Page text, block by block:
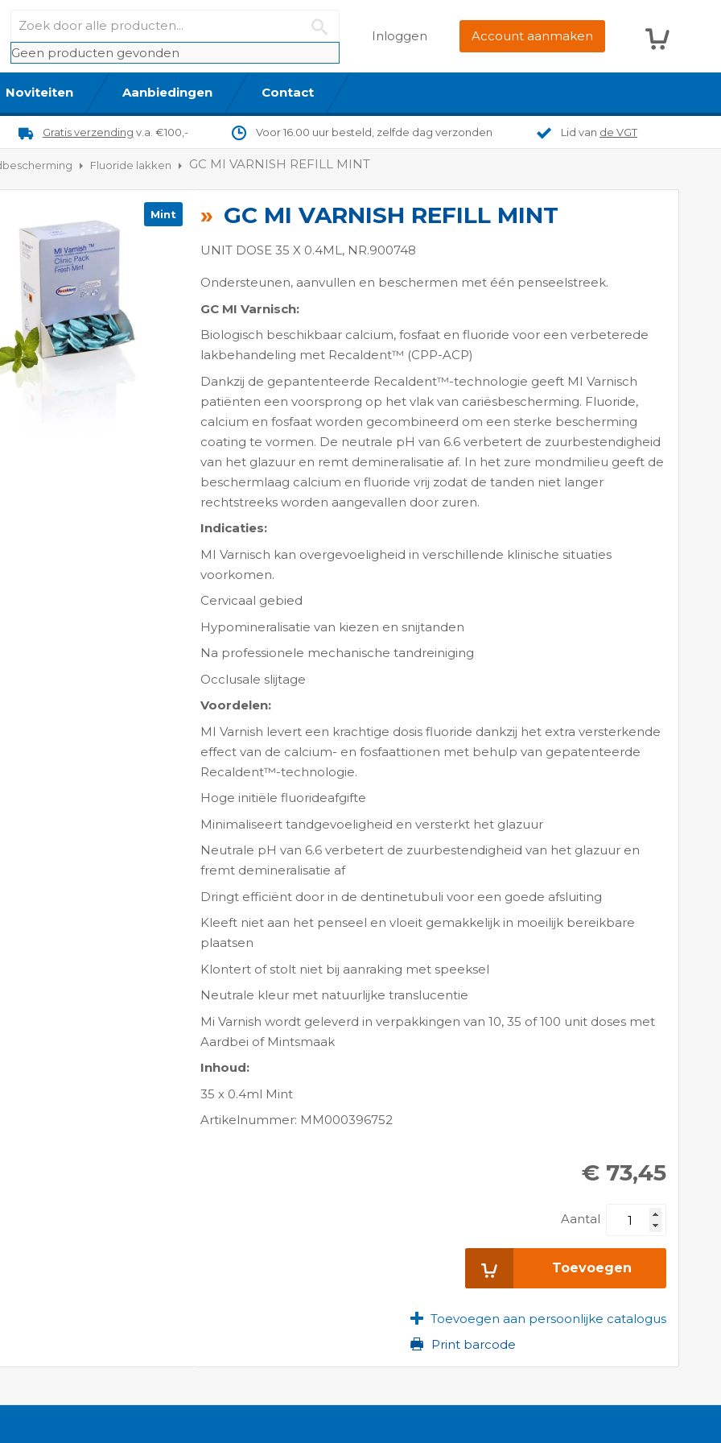
Geen producten gevonden
Inloggen Account aanmaken
Noviteiten Aanbiedingen Contact
Gratis verzending v.a. €100,- Voor 16.00 uur besteld, zelfde dag verzonden Lid van de VGT
Fluoride lakken GC MI VARNISH REFILL MINT
GC MI VARNISH REFILL MINT
UNIT DOSE 35 X 0.4ML, NR.900748
Ondersteunen, aanvullen en beschermen met één penseelstreek.
GC MI Varnisch:
Biologisch beschikbaar calcium, fosfaat en fluoride voor een verbeterede
lakbehandeling met Recaldent™ (CPP-ACP)
Dankzij de gepantenteerde Recaldent™-technologie geeft MI Varnisch
patiënten een voorsprong op het vlak van cariësbescherming. Fluoride,
calcium en fosfaat worden gecombineerd om een sterke bescherming
coating te vormen. De neutrale pH van 6.6 verbetert de zuurbestendigheid
van het glazuur en remt demineralisatie af. In het zure mondmilieu geeft de
beschermlaag calcium en fluoride vrij zodat de tanden niet langer
rechtstreeks worden aangevallen door zuren.
Indicaties:
MI Varnisch kan overgevoeligheid in verschillende klinische situaties
voorkomen.
Cervicaal gebied
Hypomineralisatie van kiezen en snijtanden
Na professionele mechanische tandreiniging
Occlusale slijtage
Voordelen:
MI Varnish levert een krachtige dosis fluoride dankzij het extra versterkende
effect van de calcium- en fosfaattionen met behulp van gepatenteerde
Recaldent™-technologie.
Hoge initiële fluorideafgifte
Minimaliseert tandgevoeligheid en versterkt het glazuur
Neutrale pH van 6.6 verbetert de zuurbestendigheid van het glazuur en
fremt demineralisatie af
Dringt efficiënt door in de dentinetubuli voor een goede afsluiting
Kleeft niet aan het penseel en vloeit gemakkelijk in moeilijk bereikbare
plaatsen
Klontert of stolt niet bij aanraking met speeksel
Neutrale kleur met natuurlijke translucentie
Mi Varnish wordt geleverd in verpakkingen van 10, 35 of 100 unit doses met
Aardbei of Mintsmaak
Inhoud:
35 x 0.4ml Mint
Artikelnummer: MM000396752
€ 73,45
Aantal
Toevoegen
Toevoegen aan persoonlijke catalogus
Print barcode
Mint